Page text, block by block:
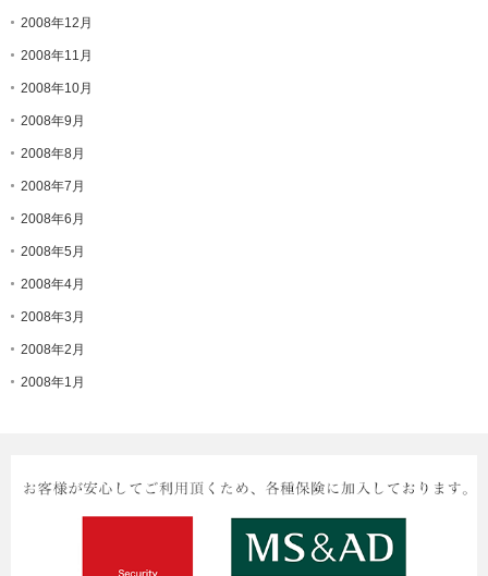
2008年12月
2008年11月
2008年10月
2008年9月
2008年8月
2008年7月
2008年6月
2008年5月
2008年4月
2008年3月
2008年2月
2008年1月